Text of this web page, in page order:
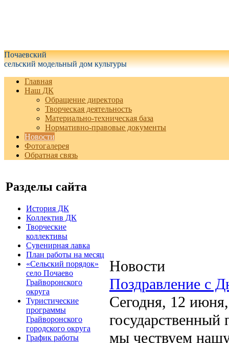
Почаевский
сельский модельный дом культуры
Главная
Наш ДК
Обращение директора
Творческая деятельность
Материально-техническая база
Нормативно-правовые документы
Новости
Фотогалерея
Обратная связь
Разделы сайта
История ДК
Коллектив ДК
Творческие
коллективы
Сувенирная лавка
План работы на месяц
«Сельский порядок»
село Почаево
Грайворонского
округа
Туристические
программы
Грайворонского
городского округа
График работы
Новости
Поздравление с
Сегодня, 12
мы чествуем